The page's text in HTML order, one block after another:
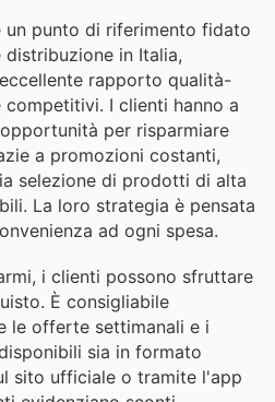
un punto di riferimento fidato
in Italia,
rapporto qualità-
I clienti hanno a
per risparmiare
a promozioni costanti,
selezione di prodotti di alta
La loro strategia è pensata
ad ogni spesa.
i clienti possono sfruttare
È consigliabile
le offerte settimanali e i
sia in formato
sito ufficiale o tramite l'app